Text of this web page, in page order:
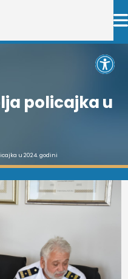
policajka u
u 2024. godini